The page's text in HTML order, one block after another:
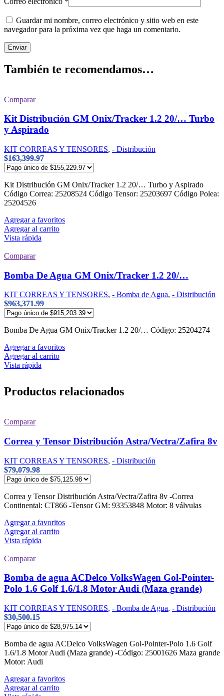
Guardar mi nombre, correo electrónico y sitio web en este
navegador para la próxima vez que haga un comentario.
También te recomendamos…
Comparar
Kit Distribución GM Onix/Tracker 1.2 20/… Turbo
y Aspirado
KIT CORREAS Y TENSORES, - Distribución
$163,399.97
Kit Distribución GM Onix/Tracker 1.2 20/… Turbo y Aspirado
Código Correa: 25208524 Código Tensor: 25203697 Código Polea:
25204526
Agregar a favoritos
Agregar al carrito
Vista rápida
Comparar
Bomba De Agua GM Onix/Tracker 1.2 20/…
KIT CORREAS Y TENSORES, - Bomba de Agua, - Distribución
$963,371.99
Bomba De Agua GM Onix/Tracker 1.2 20/… Código: 25204274
Agregar a favoritos
Agregar al carrito
Vista rápida
Productos relacionados
Comparar
Correa y Tensor Distribución Astra/Vectra/Zafira 8v
KIT CORREAS Y TENSORES, - Distribución
$79,079.98
Correa y Tensor Distribución Astra/Vectra/Zafira 8v -Correa
Continental: CT866 -Tensor GM: 93353848 Motor: 8 válvulas
Agregar a favoritos
Agregar al carrito
Vista rápida
Comparar
Bomba de agua ACDelco VolksWagen Gol-Pointer-
Polo 1.6 Golf 1.6/1.8 Motor Audi (Maza grande)
KIT CORREAS Y TENSORES, - Bomba de Agua, - Distribución
$30,500.15
Bomba de agua ACDelco VolksWagen Gol-Pointer-Polo 1.6 Golf
1.6/1.8 Motor Audi (Maza grande) -Código: 25001626 Maza grande
Motor: Audi
Agregar a favoritos
Agregar al carrito